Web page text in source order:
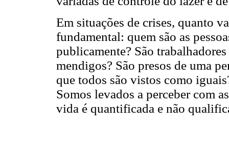
Em situações de crises, quanto
fundamental: quem são as
publicamente? São
mendigos? São presos de uma
que todos são vistos como
Somos levados a perceber com
vida é quantificada e não